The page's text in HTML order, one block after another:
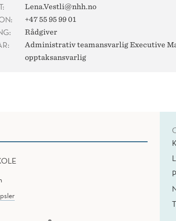
Lena.Vestli@nhh.no
+47 55 95 99 01
Rådgiver
Administrativ teamansvarlig Executive
opptaksansvarlig